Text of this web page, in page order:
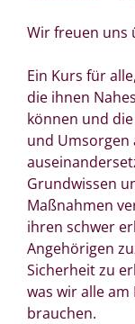
Wir freuen uns
Ein Kurs für
die ihnen
können und
und Umsorgen
Grundwissen
Maßnahmen
ihren schwer
Angehörigen
Sicherheit zu
was wir alle am
brauchen.